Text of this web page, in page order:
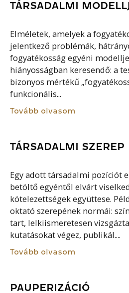
TÁRSADALMI
Elméletek, amelyek a
jelentkező problémák,
fogyatékosság egyéni
hiányosságban keresendő: a
bizonyos mértékű
funkcionális...
Tovább olvasom
TÁRSADALMI SZEREP
Egy adott társadalmi pozíciót
betöltő egyéntől elvárt
kötelezettségek együttese.
oktató szerepének normái:
tart, lelkiismeretesen
kutatásokat végez, publikál....
Tovább olvasom
PAUPERIZÁCIÓ